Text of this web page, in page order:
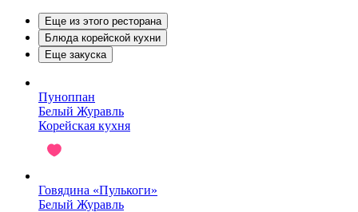
Еще из этого ресторана
Блюда корейской кухни
Еще закуска
Пуноппан
Белый Журавль
Корейская кухня
Говядина «Пулькоги»
Белый Журавль